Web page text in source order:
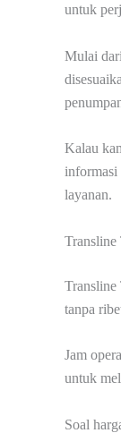
untuk
Mulai
Kalau
informasi
layanan.
Transline
tanpa
Jam
untuk
Soal